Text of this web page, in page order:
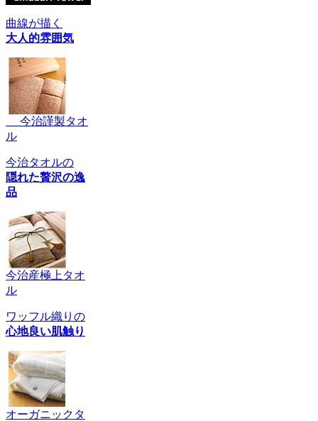
曲線が描く
大人的雰囲気
今治謹製タオ
ル
今治タオルの
隠れた贅沢の逸
品
今治産極上タオ
ル
ワッフル織りの
心地良い肌触り
オーガニックタ